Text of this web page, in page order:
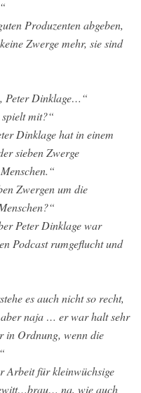
Produzenten abgeben,
Zwerge mehr, sie sind
Peter Dinklage…“
mit?“
Dinklage hat in einem
sieben Zwerge
Zwergen um die
Peter Dinklage war
Podcast rumgeflucht und
es auch nicht so recht,
aber naja … er war halt sehr
in Ordnung, wenn die
Arbeit für kleinwüchsige
na, wie auch